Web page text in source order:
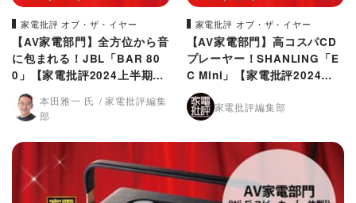
家電批評 オブ・ザ・イヤー
【AV家電部門】全方位から音
に包まれる！JBL「BAR 80
0」【家電批評2024上半期ベ
ストバイ】
本田雅一 氏
家電批評編集
部
家電批評 オブ・ザ・イヤー
【AV家電部門】高コスパCD
プレーヤー！SHANLING「E
C Mini」【家電批評2024上
半期ベストバイ】
家電批評編集部